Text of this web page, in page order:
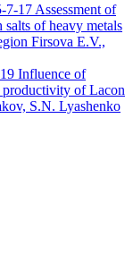
17 Assessment of
of heavy metals
Firsova E.V.,
Influence of
of Lacon
S.N. Lyashenko